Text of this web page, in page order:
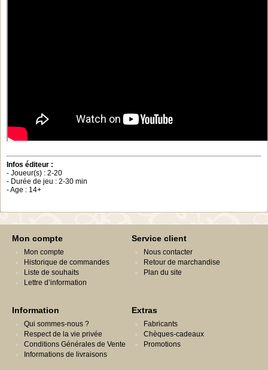
Infos éditeur :
- Joueur(s) : 2-20
- Durée de jeu : 2-30 min
- Age : 14+
Mon compte
Mon compte
Historique de commandes
Liste de souhaits
Lettre d’information
Service client
Nous contacter
Retour de marchandise
Plan du site
Information
Qui sommes-nous ?
Respect de la vie privée
Conditions Générales de Vente
Informations de livraisons
Extras
Fabricants
Chèques-cadeaux
Promotions